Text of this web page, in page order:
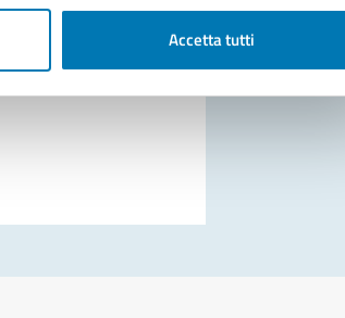
Accetta tutti